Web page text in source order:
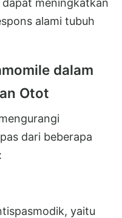
alami tubuh
dalam
Otot
dari beberapa
yaitu